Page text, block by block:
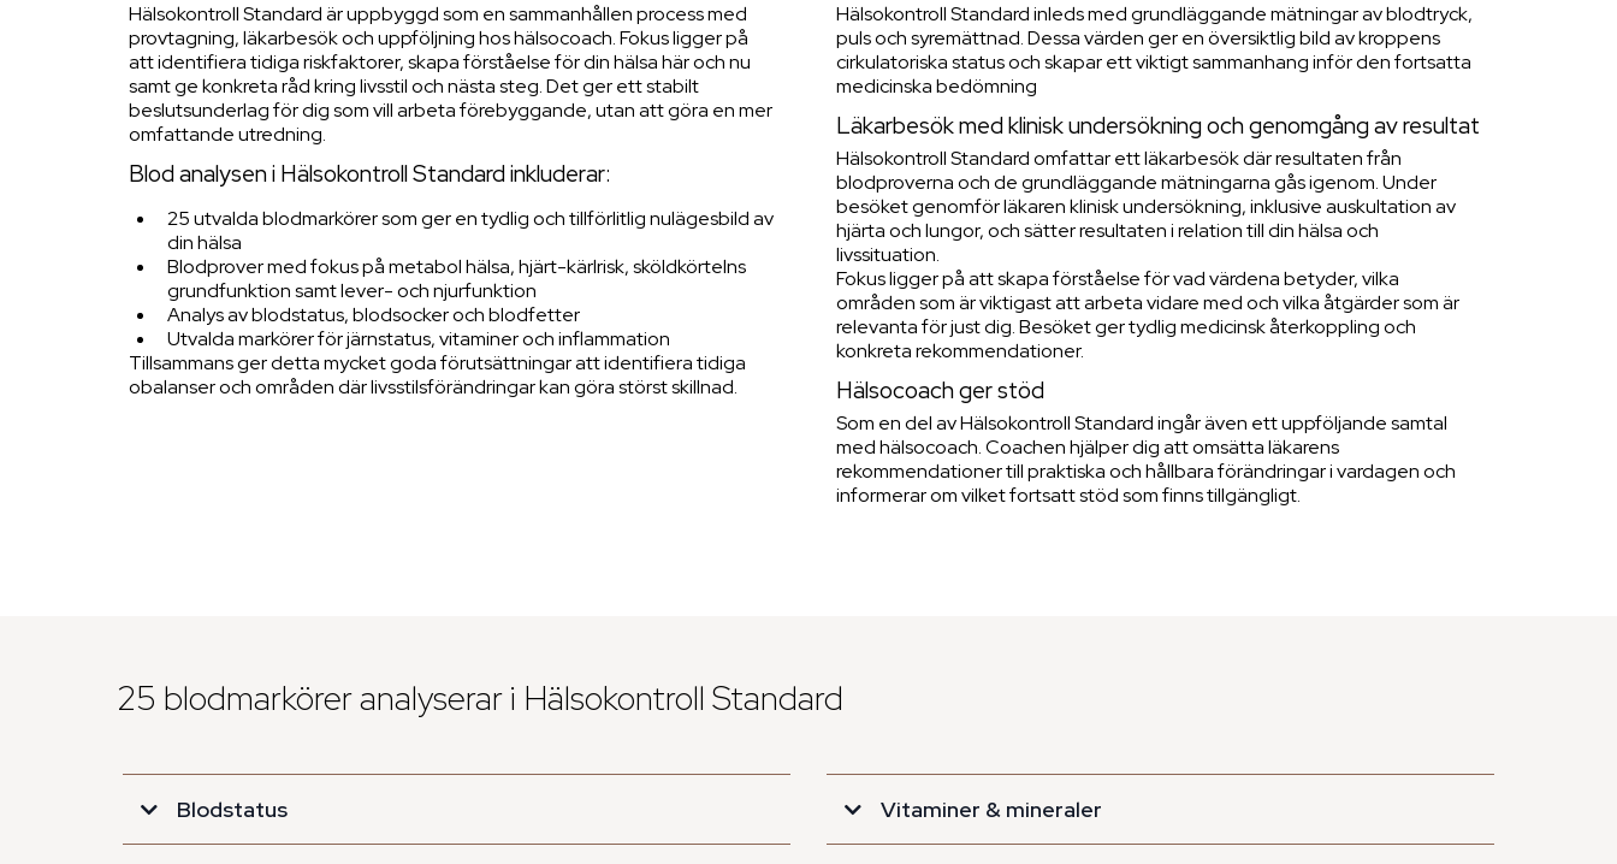
Hälsokontroll Standard är uppbyggd som en sammanhållen process med
provtagning, läkarbesök och uppföljning hos hälsocoach. Fokus ligger på
att identifiera tidiga riskfaktorer, skapa förståelse för din hälsa här och nu
samt ge konkreta råd kring livsstil och nästa steg. Det ger ett stabilt
beslutsunderlag för dig som vill arbeta förebyggande, utan att göra en mer
omfattande utredning.
Blod analysen i Hälsokontroll Standard inkluderar:
25 utvalda blodmarkörer som ger en tydlig och tillförlitlig nulägesbild av
din hälsa
Blodprover med fokus på metabol hälsa, hjärt-kärlrisk, sköldkörtelns
grundfunktion samt lever- och njurfunktion
Analys av blodstatus, blodsocker och blodfetter
Utvalda markörer för järnstatus, vitaminer och inflammation
Tillsammans ger detta mycket goda förutsättningar att identifiera tidiga
obalanser och områden där livsstilsförändringar kan göra störst skillnad.
Hälsokontroll Standard inleds med grundläggande mätningar av blodtryck,
puls och syremättnad. Dessa värden ger en översiktlig bild av kroppens
cirkulatoriska status och skapar ett viktigt sammanhang inför den fortsatta
medicinska bedömning
Läkarbesök med klinisk undersökning och genomgång av resultat
Hälsokontroll Standard omfattar ett läkarbesök där resultaten från
blodproverna och de grundläggande mätningarna gås igenom. Under
besöket genomför läkaren klinisk undersökning, inklusive auskultation av
hjärta och lungor, och sätter resultaten i relation till din hälsa och
livssituation.
Fokus ligger på att skapa förståelse för vad värdena betyder, vilka
områden som är viktigast att arbeta vidare med och vilka åtgärder som är
relevanta för just dig. Besöket ger tydlig medicinsk återkoppling och
konkreta rekommendationer.
Hälsocoach ger stöd
Som en del av Hälsokontroll Standard ingår även ett uppföljande samtal
med hälsocoach. Coachen hjälper dig att omsätta läkarens
rekommendationer till praktiska och hållbara förändringar i vardagen och
informerar om vilket fortsatt stöd som finns tillgängligt.
25 blodmarkörer analyserar i Hälsokontroll Standard
Blodstatus Vitaminer & mineraler